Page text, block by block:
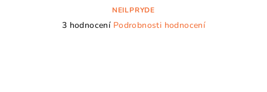
NEILPRYDE
Průměrné
3 hodnocení Podrobnosti hodnocení